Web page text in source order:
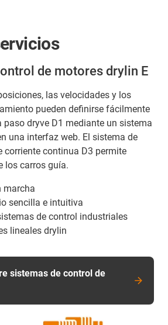
de motores drylin E
las velocidades y los
pueden definirse fácilmente
paso dryve D1 mediante un sistema
una interfaz web. El sistema de
corriente continua D3 permite
los carros guía.
marcha
sencilla e intuitiva
de control industriales
lineales drylin
sistemas de control de